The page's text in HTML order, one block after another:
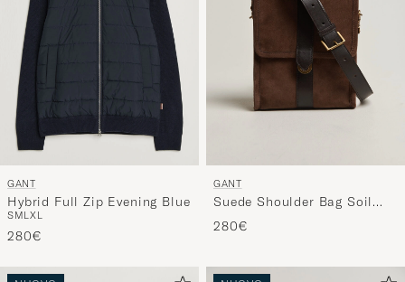
GANT
Hybrid Full Zip Evening Blue
SMLXL
280€
GANT
Suede Shoulder Bag Soil
Brown
280€